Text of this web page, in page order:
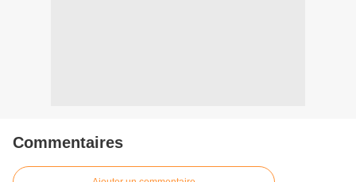
Commentaires